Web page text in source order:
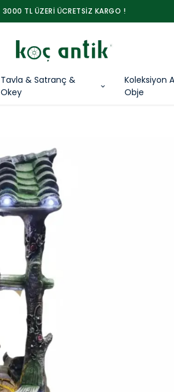
3000 TL ÜZERİ ÜCRETSİZ KARGO !
Tavla & Satranç &
Okey
Koleksiyon
Obje